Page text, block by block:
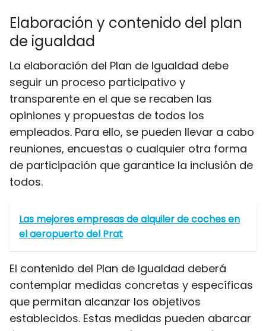
Elaboración y contenido del plan
de igualdad
La elaboración del Plan de Igualdad debe
seguir un proceso participativo y
transparente en el que se recaben las
opiniones y propuestas de todos los
empleados. Para ello, se pueden llevar a cabo
reuniones, encuestas o cualquier otra forma
de participación que garantice la inclusión de
todos.
Las mejores empresas de alquiler de coches en
el aeropuerto del Prat
El contenido del Plan de Igualdad deberá
contemplar medidas concretas y específicas
que permitan alcanzar los objetivos
establecidos. Estas medidas pueden abarcar